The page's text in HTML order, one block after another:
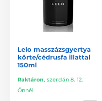
Lelo masszázsgyertya
körte/cédrusfa illattal
150ml
Raktáron, szerdán 8. 12.
Önnél